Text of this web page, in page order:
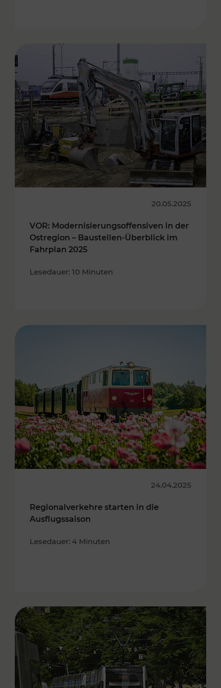
20.05.2025
VOR: Modernisierungsoffensiven in der
Ostregion – Baustellen-Überblick im
Fahrplan 2025
Lesedauer: 10 Minuten
24.04.2025
Regionalverkehre starten in die
Ausflugssaison
Lesedauer: 4 Minuten